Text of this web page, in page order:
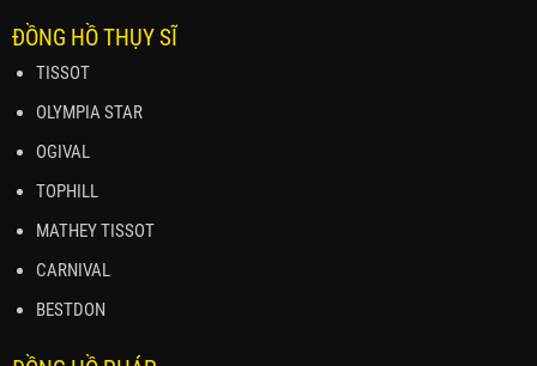
ĐỒNG HỒ THỤY SĨ
TISSOT
OLYMPIA STAR
OGIVAL
TOPHILL
MATHEY TISSOT
CARNIVAL
BESTDON